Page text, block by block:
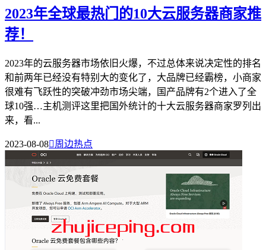
2023年全球最热门的10大云服务器商家推
荐！
2023年的云服务器市场依旧火爆，不过总体来说决定性的排名
和前两年已经没有特别大的变化了，大品牌已经霸榜，小商家
很难有飞跃性的突破冲劲市场尖端，国产品牌有2个进入了全
球10强…主机测评这里把国外统计的十大云服务器商家罗列出
来，看...
2023-08-08周边热点